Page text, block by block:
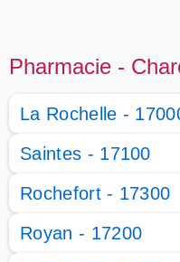
Pharmacie -
La Rochelle -
Saintes - 17100
Rochefort - 17300
Royan - 17200